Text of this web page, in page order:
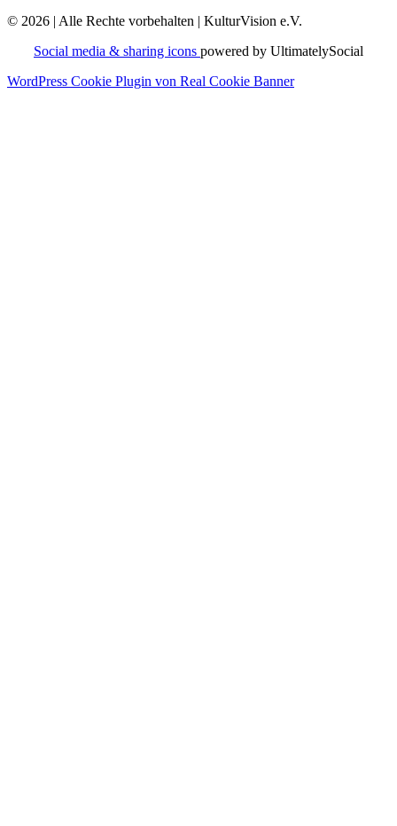
© 2026 | Alle Rechte vorbehalten | KulturVision e.V.
Social media & sharing icons powered by UltimatelySocial
WordPress Cookie Plugin von Real Cookie Banner